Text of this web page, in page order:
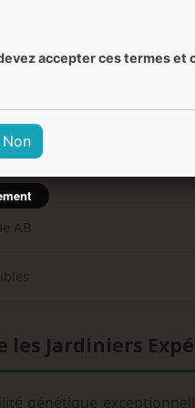
rangs
AB
les Jardiniers
génétique
accepter ces termes et
Non